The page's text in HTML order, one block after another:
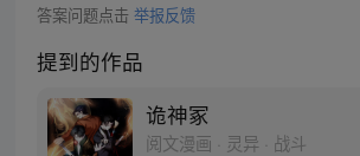
答案问题点击 举报反馈
提到的作品
诡神冢
阅文漫画 · 灵异 · 战斗